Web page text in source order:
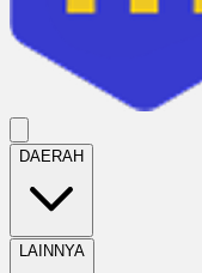
DAERAH
LAINNYA